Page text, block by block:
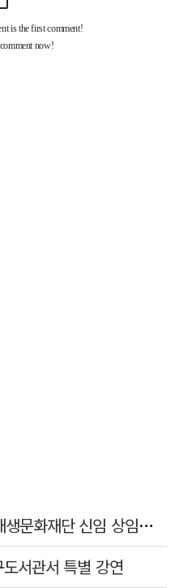
[차 한 잔] 최현묵 중구도심재생문화재단 신임 상임이사 "서문시장·경상감영 등 지역 자원 활용…문화의 일상화"
서관서 특별 강연